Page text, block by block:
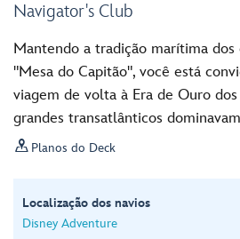
Navigator's Club
Mantendo a tradição marítima dos
"Mesa do Capitão", você está
viagem de volta à Era de Ouro
grandes transatlânticos
 Planos do Deck
Localização dos navios
Disney Adventure